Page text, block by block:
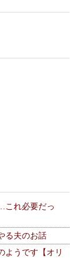
これ必要だっ
る夫のお話
ようです【オリ